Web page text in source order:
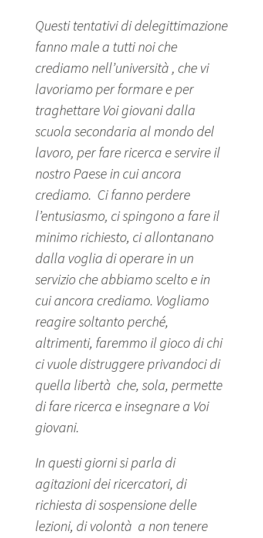
Questi tentativi di delegittimazione
fanno male a tutti noi che
crediamo nell’università , che vi
lavoriamo per formare e per
traghettare Voi giovani dalla
scuola secondaria al mondo del
lavoro, per fare ricerca e servire il
nostro Paese in cui ancora
crediamo. Ci fanno perdere
l’entusiasmo, ci spingono a fare il
minimo richiesto, ci allontanano
dalla voglia di operare in un
servizio che abbiamo scelto e in
cui ancora crediamo. Vogliamo
reagire soltanto perché,
altrimenti, faremmo il gioco di chi
ci vuole distruggere privandoci di
quella libertà che, sola, permette
di fare ricerca e insegnare a Voi
giovani.
In questi giorni si parla di
agitazioni dei ricercatori, di
richiesta di sospensione delle
lezioni, di volontà a non tenere